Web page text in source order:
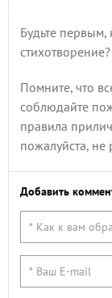
Будьте первым,
стихотворение?
Помните, что
соблюдайте
правила
пожалуйста, не
Добавить